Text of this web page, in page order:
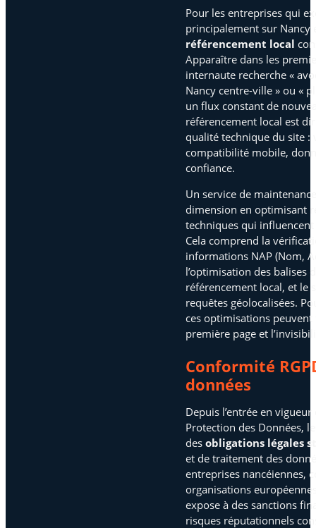
Pour les entreprises qui
principalement sur Nancy
référencement local
Apparaître dans les
internaute recherche «
Nancy centre-ville » ou «
un flux constant de
référencement local est
qualité technique du site :
compatibilité mobile,
confiance.
Un service de
dimension en optimisant
techniques qui
Cela comprend la
informations NAP (Nom,
l’optimisation des balises
référencement local, et le
requêtes géolocalisées.
ces optimisations
première page et
Conformité
données
Depuis l’entrée en
Protection des Données,
des obligations légales
et de traitement des
entreprises nancéiennes,
organisations
expose à des sanctions
risques réputationnels